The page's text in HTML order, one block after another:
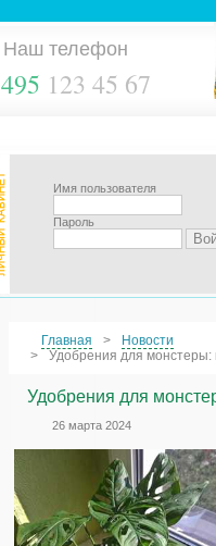
Наш телефон
495 123 45 67
Имя пользователя
Пароль
Главная
Новости
Удобрения для монстеры:
Удобрения для
26 марта 2024